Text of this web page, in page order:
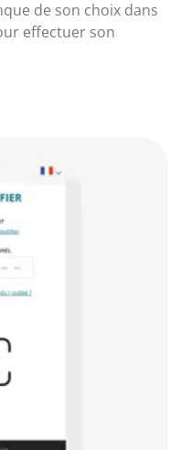
de son choix dans
effectuer son